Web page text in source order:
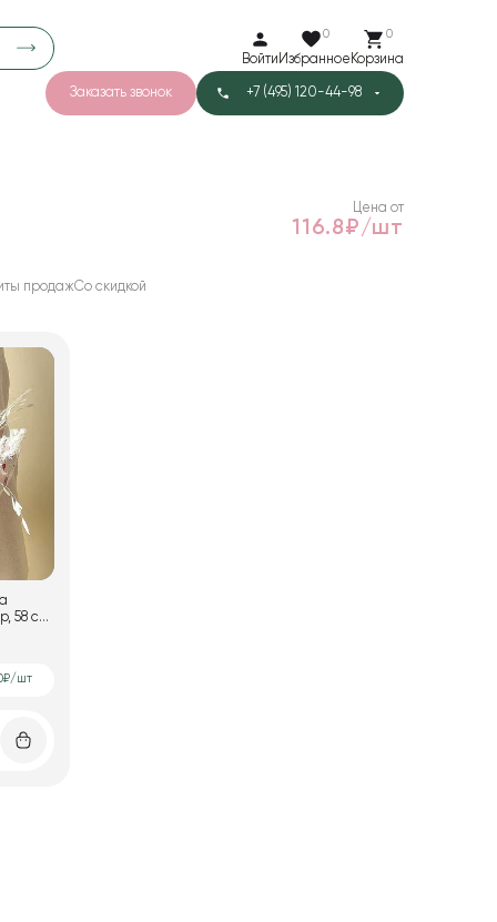
Войти
0
Избранное
0
Корзина
Заказать звонок +7 (495) 120-44-98
Бархат
Цена от
116.8₽/шт
продажСо скидкой
58 см
шт